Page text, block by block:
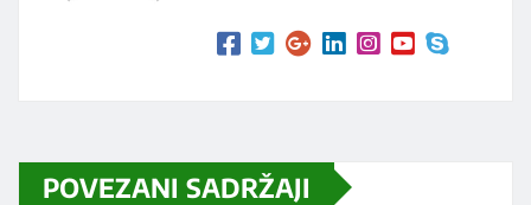
POVEZANI SADRŽAJI